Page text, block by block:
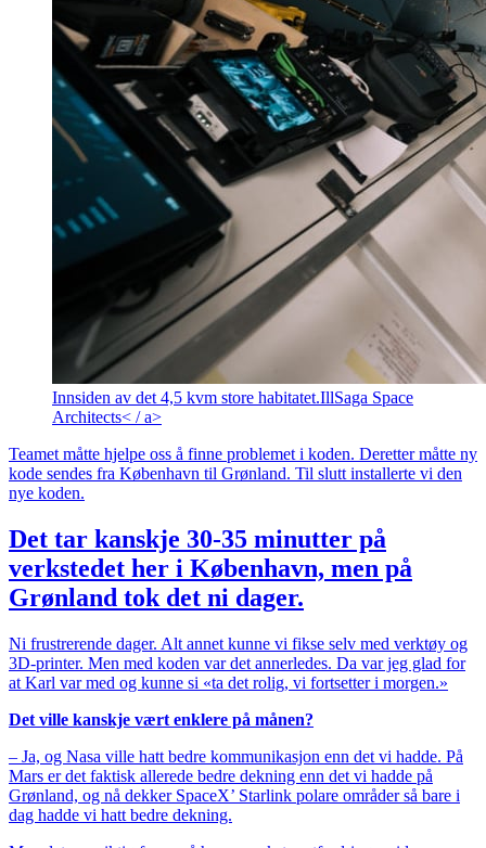
Innsiden av det 4,5 kvm store habitatet.IllSaga Space
Architects< / a>
Teamet måtte hjelpe oss å finne problemet i koden. Deretter måtte ny
kode sendes fra København til Grønland. Til slutt installerte vi den
nye koden.
Det tar kanskje 30-35 minutter på
verkstedet her i København, men på
Grønland tok det ni dager.
Ni frustrerende dager. Alt annet kunne vi fikse selv med verktøy og
3D-printer. Men med koden var det annerledes. Da var jeg glad for
at Karl var med og kunne si «ta det rolig, vi fortsetter i morgen.»
Det ville kanskje vært enklere på månen?
– Ja, og Nasa ville hatt bedre kommunikasjon enn det vi hadde. På
Mars er det faktisk allerede bedre dekning enn det vi hadde på
Grønland, og nå dekker SpaceX’ Starlink polare områder så bare i
dag hadde vi hatt bedre dekning.